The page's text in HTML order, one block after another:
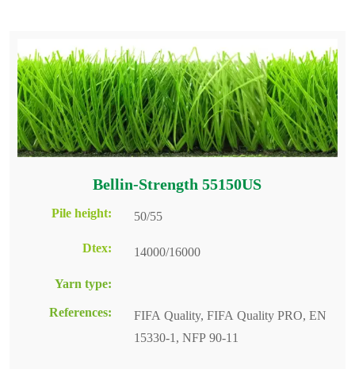
Bellin-Strength 55150US
Pile height: 50/55
Dtex: 14000/16000
Yarn type:
References:
FIFA Quality, FIFA Quality PRO, EN
15330-1, NFP 90-11